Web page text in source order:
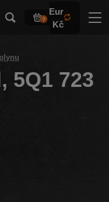
0
Eur
Kč
5Q1 723